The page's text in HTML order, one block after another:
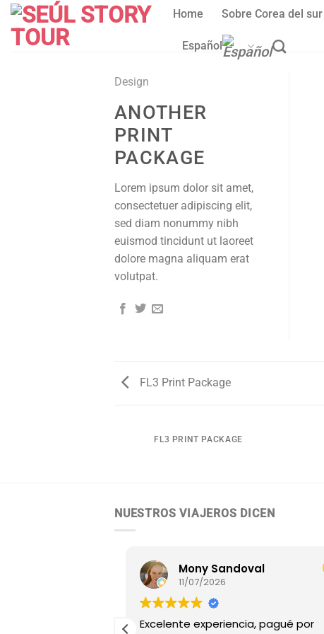
Skip
content
Home Sobre Corea del sur
Español
Design
ANOTHER
PRINT
PACKAGE
Lorem ipsum dolor sit amet,
consectetuer adipiscing elit,
sed diam nonummy nibh
euismod tincidunt ut laoreet
dolore magna aliquam erat
volutpat.
FL3 Print Package
FL3 PRINT PACKAGE
NUESTROS VIAJEROS DICEN
Mony Sandoval
11/07/2026
Excelente experiencia, pagué por